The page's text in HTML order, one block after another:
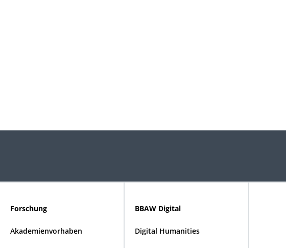
Forschung
Akademienvorhaben
BBAW Digital
Digital Humanities